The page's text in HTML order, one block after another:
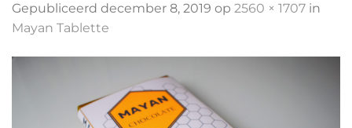
Gepubliceerd december 8, 2019 op 2560 × 1707 in
Mayan Tablette